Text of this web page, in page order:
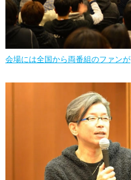
会場には全国から両番組のファンが